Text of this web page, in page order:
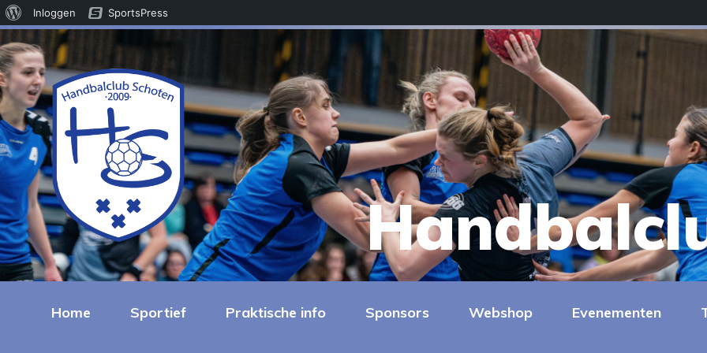
Home Sportief Praktische info Sponsors Webshop Evenementen
Over
WordPress
Inloggen
SportsPress